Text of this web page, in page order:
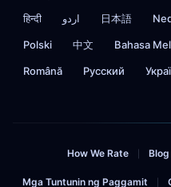
हिन्दी اردو 日本語
Polski 中文 Bahasa
Română Русский
How We Rate Blog
Mga Tuntunin ng Paggamit